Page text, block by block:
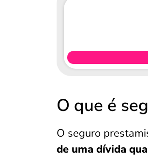
O que é
O seguro
de uma dívida